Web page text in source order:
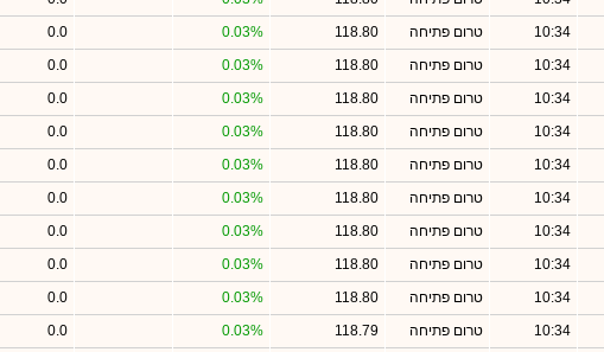
10:34 טרום פתיחה 118.80
0.03%
0.0
10:34 טרום פתיחה 118.80
0.03%
0.0
10:34 טרום פתיחה 118.80
0.03%
0.0
10:34 טרום פתיחה 118.80
0.03%
0.0
10:34 טרום פתיחה 118.80
0.03%
0.0
10:34 טרום פתיחה 118.80
0.03%
0.0
10:34 טרום פתיחה 118.80
0.03%
0.0
10:34 טרום פתיחה 118.80
0.03%
0.0
10:34 טרום פתיחה 118.80
0.03%
0.0
10:34 טרום פתיחה 118.79
0.03%
0.0